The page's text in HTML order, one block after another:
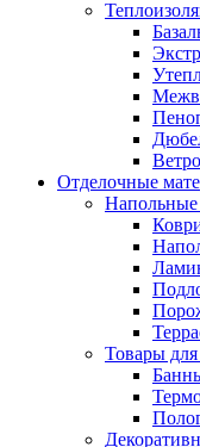
Отделочные
Товары